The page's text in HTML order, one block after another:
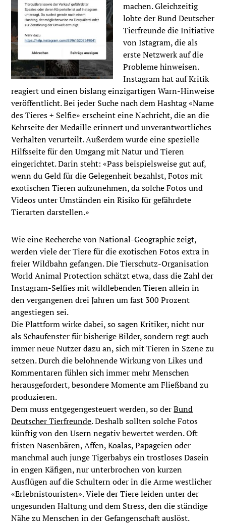
machen. Gleichzeitig
lobte der Bund Deutscher
Tierfreunde die Initiative
von Istagram, die als
erste Netzwerk auf die
Probleme hinweisen.
Instagram hat auf Kritik
reagiert und einen bislang einzigartigen Warn-Hinweise
veröffentlicht. Bei jeder Suche nach dem Hashtag «Name
des Tieres + Selfie» erscheint eine Nachricht, die an die
Kehrseite der Medaille erinnert und unverantwortliches
Verhalten verurteilt. Außerdem wurde eine spezielle
Hilfsseite für den Umgang mit Natur und Tieren
eingerichtet. Darin steht: «Pass beispielsweise gut auf,
wenn du Geld für die Gelegenheit bezahlst, Fotos mit
exotischen Tieren aufzunehmen, da solche Fotos und
Videos unter Umständen ein Risiko für gefährdete
Tierarten darstellen.»
Wie eine Recherche von National-Geographic zeigt,
werden viele der Tiere für die exotischen Fotos extra in
freier Wildbahn gefangen. Die Tierschutz-Organisation
World Animal Protection schätzt etwa, dass die Zahl der
Instagram-Selfies mit wildlebenden Tieren allein in
den vergangenen drei Jahren um fast 300 Prozent
angestiegen sei.
Die Plattform wirke dabei, so sagen Kritiker, nicht nur
als Schaufenster für bisherige Bilder, sondern regt auch
immer neue Nutzer dazu an, sich mit Tieren in Szene zu
setzen. Durch die belohnende Wirkung von Likes und
Kommentaren fühlen sich immer mehr Menschen
herausgefordert, besondere Momente am Fließband zu
produzieren.
Dem muss entgegengesteuert werden, so derBund
Deutscher Tierfreunde. Deshalb sollten solche Fotos
künftig von den Usern negativ bewertet werden. Oft
fristen Nasenbären, Affen, Koalas, Papageien oder
manchmal auch junge Tigerbabys ein trostloses Dasein
in engen Käfigen, nur unterbrochen von kurzen
Ausflügen auf die Schultern oder in die Arme westlicher
«Erlebnistouristen». Viele der Tiere leiden unter der
ungesunden Haltung und dem Stress, den die ständige
Nähe zu Menschen in der Gefangenschaft auslöst.